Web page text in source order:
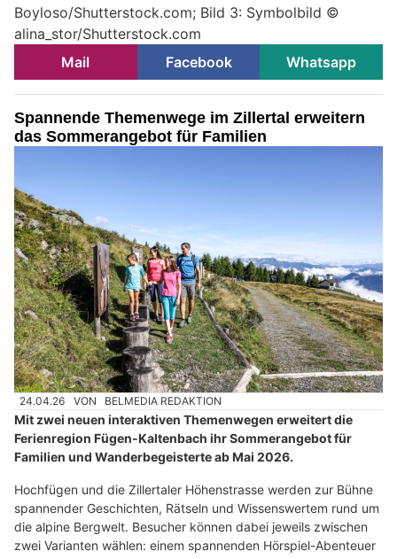
Boyloso/Shutterstock.com; Bild 3: Symbolbild ©
alina_stor/Shutterstock.com
Mail
Facebook Whatsapp
Spannende Themenwege im Zillertal erweitern
das Sommerangebot für Familien
24.04.26 VON BELMEDIA REDAKTION
Mit zwei neuen interaktiven Themenwegen erweitert die
Ferienregion Fügen-Kaltenbach ihr Sommerangebot für
Familien und Wanderbegeisterte ab Mai 2026.
Hochfügen und die Zillertaler Höhenstrasse werden zur Bühne
spannender Geschichten, Rätseln und Wissenswertem rund um
die alpine Bergwelt. Besucher können dabei jeweils zwischen
zwei Varianten wählen: einem spannenden Hörspiel-Abenteuer